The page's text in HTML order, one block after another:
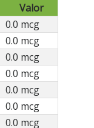
Valor
0.0 mcg
0.0 mcg
0.0 mcg
0.0 mcg
0.0 mcg
0.0 mcg
0.0 mcg